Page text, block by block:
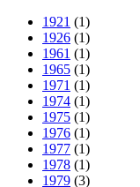
1921 (1)
1926 (1)
1961 (1)
1965 (1)
1971 (1)
1974 (1)
1975 (1)
1976 (1)
1977 (1)
1978 (1)
1979 (3)